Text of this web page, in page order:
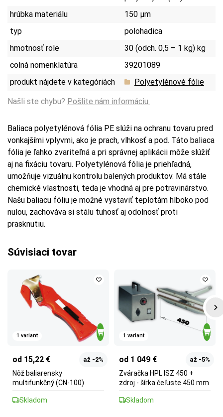
hrúbka materiálu
150 µm
typ
polohadica
hmotnosť role
30 (odch. 0,5 – 1 kg) kg
colná nomenklatúra
39201089
produkt nájdete v kategóriách
Polyetylénové fólie
Našli ste chybu? Pošlite nám informáciu.
Baliaca polyetylénová fólia PE slúži na ochranu tovaru pred
vonkajšími vplyvmi, ako je prach, vlhkosť a pod. Táto baliaca
fólia je ľahko zvariteľná a pri správnej aplikácii môže slúžiť
aj na fixáciu tovaru. Polyetylénová fólia je priehľadná,
umožňuje vizuálnu kontrolu balených produktov. Má stále
chemické vlastnosti, teda je vhodná aj pre potravinárstvo.
Našu baliacu fóliu je možné vystaviť teplotám hlboko pod
nulou, zachováva si stálu tuhosť aj odolnosť proti
prasknutiu.
Súvisiaci tovar
1 variant
od 15,22 € až -2%
Nôž baliarensky
multifunkčný (CN-100)
Skladom
1 variant
od 1 049 € až -5%
Zváračka HPL ISZ 450 +
zdroj - šírka čeľuste 450 mm
Skladom